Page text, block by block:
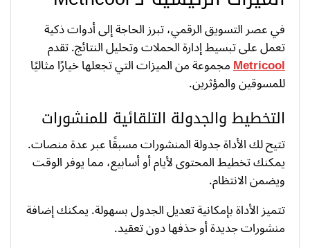
في عصر التسويق الرقمي، تبرز الحاجة إلى أدوات ذكية
تعمل على تبسيط إدارة الحملات وتحليل النتائج. تقدم
Metricoolمجموعة من الميزات التي تجعلها خيارًا مثاليًا
للمسوقين والمؤثرين.
التخطيط والجدولة التلقائية للمنشورات
تتيح لك الأداة جدولة المنشورات مسبقًا عبر عدة منصات.
يمكنك تخطيط المحتوى لأيام أو أسابيع، مما يوفر الوقت
ويضمن الانتظام.
تتميز الأداة بإمكانية تعديل الجدول بسهولة. يمكنك إضافة
منشورات جديدة أو حذفها دون تعقيد.